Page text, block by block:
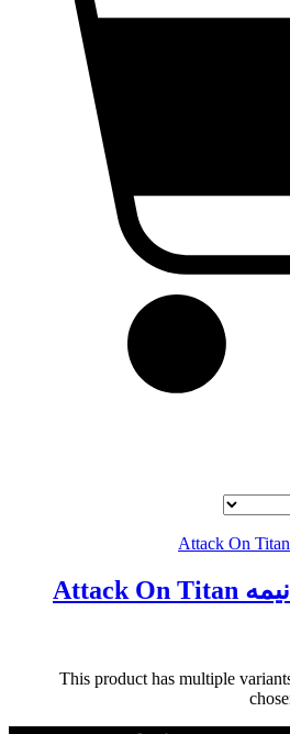
This product has multiple